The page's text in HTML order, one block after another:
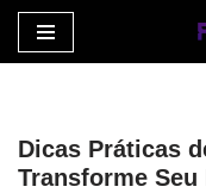
Pular
conteúdo
Dicas Práticas
Transforme